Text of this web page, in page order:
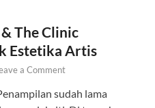
The Clinic
Estetika Artis
a Comment
sudah lama